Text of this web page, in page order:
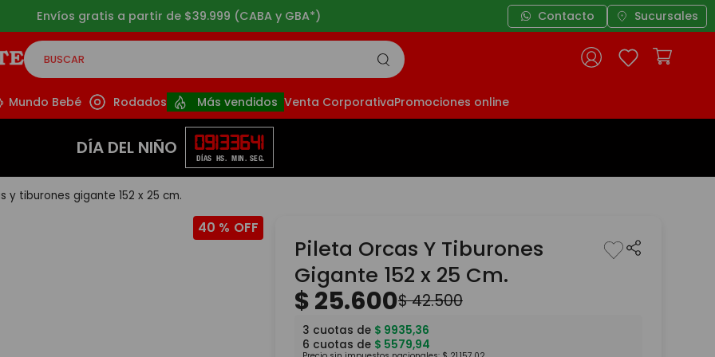
Envíos gratis a partir de $39.999 (CABA y GBA*) Contacto Sucursales
BUSCAR
Mundo Bebé Rodados Más vendidos Venta CorporativaPromociones online
DÍA DEL NIÑO 09
DÍAS
13
HS.
36
MIN.
40
SEG.
y tiburones gigante 152 x 25 cm.
40 %
Pileta Orcas Y Tiburones
Gigante 152 x 25 Cm.
$25.600$42.500
3 cuotas de $ 9935,36
6 cuotas de $ 5579,94